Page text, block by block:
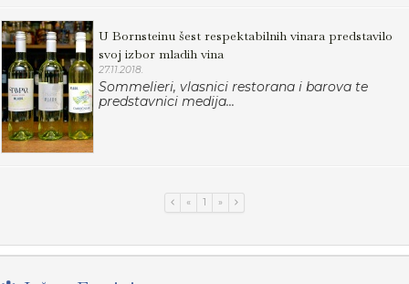
U Bornsteinu šest respektabilnih vinara predstavilo
svoj izbor mladih vina
27.11.2018.
Sommelieri, vlasnici restorana i barova te
predstavnici medija...
« 1 »